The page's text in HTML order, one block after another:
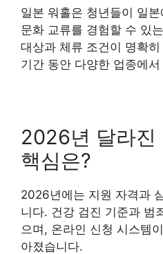
일본 워홀은 청년들이 일
문화 교류를 경험할 수 있
대상과 체류 조건이 명확
기간 동안 다양한 업종에
2026년 달라진
핵심은?
2026년에는 지원 자격과
니다. 건강 검진 기준과 범
으며, 온라인 신청 시스템
아졌습니다.